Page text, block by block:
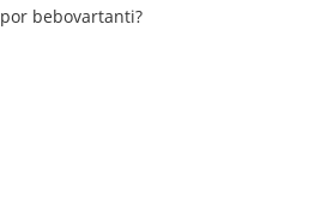
bebovartanti?